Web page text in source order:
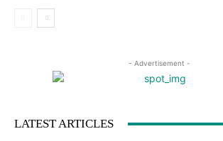
- Advertisement -
LATEST ARTICLES